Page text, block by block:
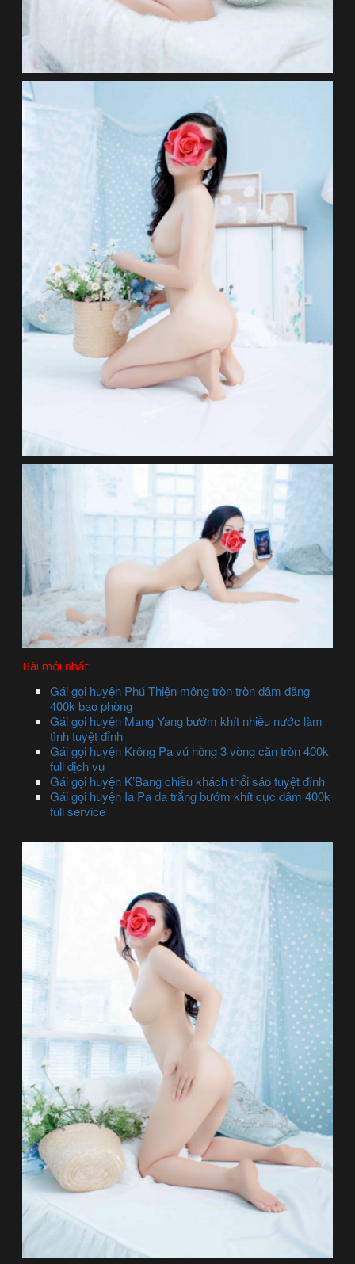
Bài mới nhất:
Gái gọi huyện Phú Thiện mông tròn tròn dâm đãng
400k bao phòng
Gái gọi huyện Mang Yang bướm khít nhiều nước làm
tình tuyệt đỉnh
Gái gọi huyện Krông Pa vú hồng 3 vòng căn tròn 400k
full dịch vụ
Gái gọi huyện K’Bang chiều khách thổi sáo tuyệt đỉnh
Gái gọi huyện Ia Pa da trắng bướm khít cực dâm 400k
full service